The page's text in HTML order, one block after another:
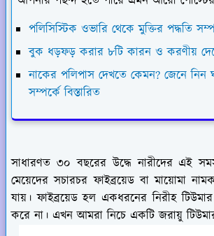
পলিসিস্টিক ওভারি থেকে মুক্তির পদ্ধতি
বুক ধড়ফড় করার ৮টি কারন ও করণীয়
নাকের পলিপাস দেখতে কেমন? জেনে নিন
সম্পর্কে বিস্তারিত
সাধারণত ৩০ বছরের উদ্ধে নারীদের এই
মেয়েদের সচারচর ফাইব্রয়েড বা মায়োমা
যায়। ফাইব্রয়েড হল একধরনের নিরীহ
করে না। এখন আমরা নিচে একটি জরায়ু